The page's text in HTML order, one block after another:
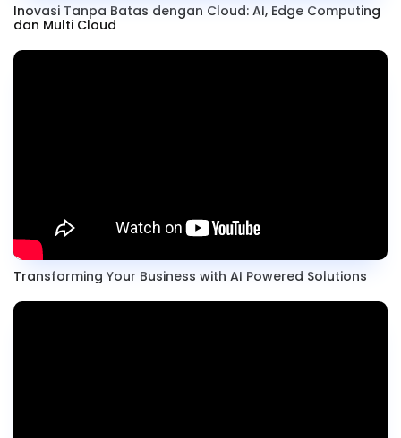
Inovasi Tanpa Batas dengan Cloud: AI, Edge Computing
dan Multi Cloud
Transforming Your Business with AI Powered Solutions